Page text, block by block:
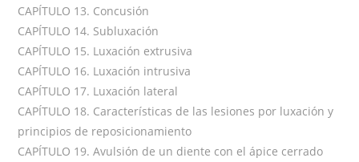
CAPÍTULO 13. Concusión
CAPÍTULO 14. Subluxación
CAPÍTULO 15. Luxación extrusiva
CAPÍTULO 16. Luxación intrusiva
CAPÍTULO 17. Luxación lateral
CAPÍTULO 18. Características de las lesiones por luxación y
principios de reposicionamiento
CAPÍTULO 19. Avulsión de un diente con el ápice cerrado